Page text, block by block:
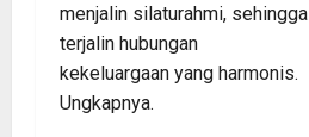
menjalin silaturahmi, sehingga
terjalin hubungan
kekeluargaan yang harmonis.
Ungkapnya.